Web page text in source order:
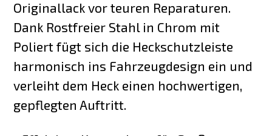
Originallack vor teuren Reparaturen.
Dank Rostfreier Stahl in Chrom mit
Poliert fügt sich die Heckschutzleiste
harmonisch ins Fahrzeugdesign ein und
verleiht dem Heck einen hochwertigen,
gepflegten Auftritt.